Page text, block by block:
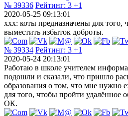
№ 39336 Рейтинг: 3 +1
2020-05-25 09:13:01
ххх: коты предназначены для того,
выместить избыток доброты.
№ 39334 Рейтинг: 3 +1
2020-05-24 20:13:01
Работаю в школе учителем
подошли и сказали, чтo пришло
образования о тoм, чтo мнe нужно
для того, чтoбы пройти удалённое
ОК.